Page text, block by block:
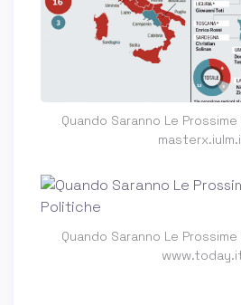
Quando Saranno Le
Quando Saranno Le